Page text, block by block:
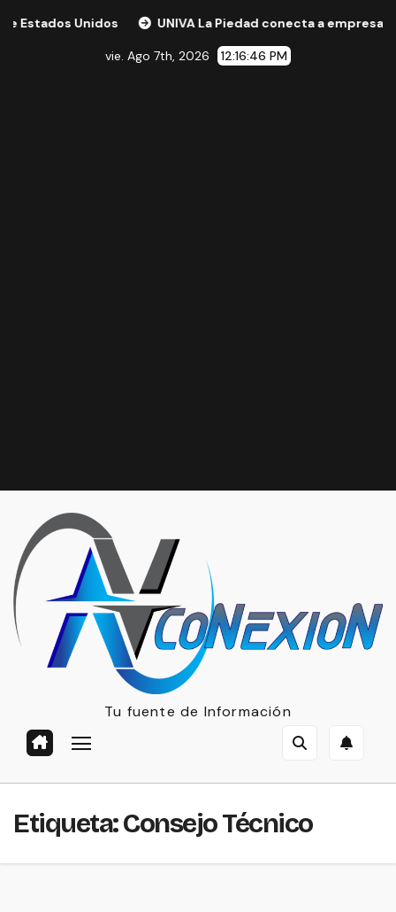
Unidos UNIVA La Piedad conecta a empresas y
vie. Ago 7th, 2026 12:16:47 PM
Tu fuente de Información
Etiqueta:Consejo Técnico